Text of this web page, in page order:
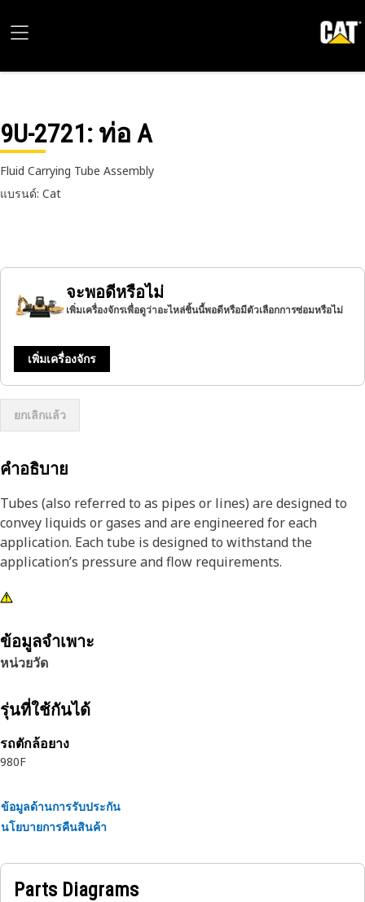
9U-2721: ท่อ A
Fluid Carrying Tube Assembly
แบรนด์: Cat
จะพอดีหรือไม่
เพิ่มเครื่องจักรเพื่อดูว่าอะไหล่ชิ้นนี้พอดีหรือมีตัวเลือกการซ่อมหรือไม่
เพิ่มเครื่องจักร
ยกเลิกแล้ว
คำอธิบาย
Tubes (also referred to as pipes or lines) are designed to
convey liquids or gases and are engineered for each
application. Each tube is designed to withstand the
application’s pressure and flow requirements.
ข้อมูลจำเพาะ
หน่วยวัด
รุ่นที่ใช้กันได้
รถตักล้อยาง
980F
ข้อมูลด้านการรับประกัน
นโยบายการคืนสินค้า
Parts Diagrams